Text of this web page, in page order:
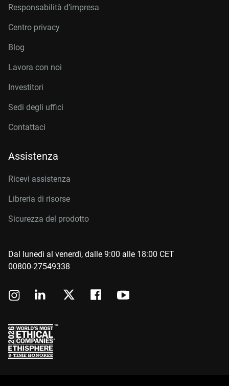
Responsabilità d’impresa
Centro privacy
Blog
Lavora con noi
Investitori
Sedi degli uffici
Contattaci
Assistenza
Ricevi assistenza
Libreria di risorse
Sicurezza del prodotto
Dal lunedì al venerdì, dalle 9:00 alle 18:00 CET
00800-27549338